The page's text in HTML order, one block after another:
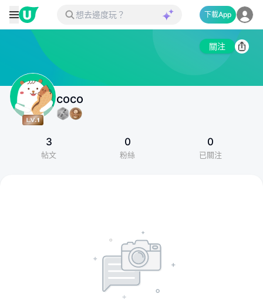
下載App
關注
coco
3
帖文
0
粉絲
0
已關注